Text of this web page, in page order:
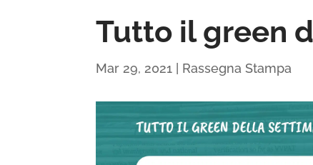
Tutto il green
Mar 29, 2021 | Rassegna Stampa